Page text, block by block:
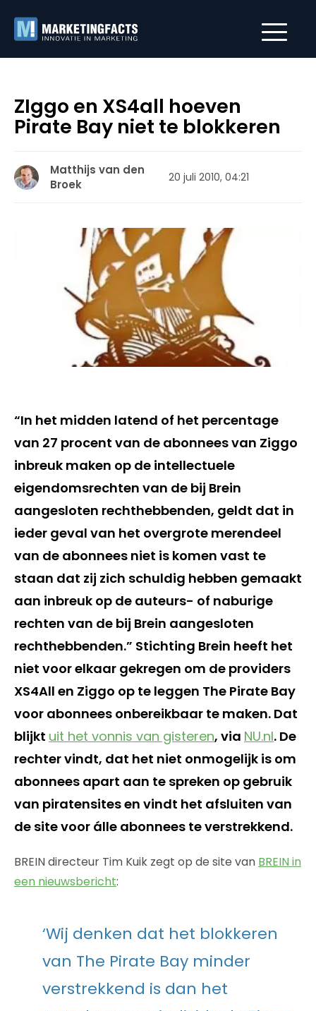
ZIggo en XS4all hoeven
Pirate Bay niet te blokkeren
Matthijs van den
Broek
20 juli 2010, 04:21
“In het midden latend of het percentage
van 27 procent van de abonnees van Ziggo
inbreuk maken op de intellectuele
eigendomsrechten van de bij Brein
aangesloten rechthebbenden, geldt dat in
ieder geval van het overgrote merendeel
van de abonnees niet is komen vast te
staan dat zij zich schuldig hebben gemaakt
aan inbreuk op de auteurs- of naburige
rechten van de bij Brein aangesloten
rechthebbenden.” Stichting Brein heeft het
niet voor elkaar gekregen om de providers
XS4All en Ziggo op te leggen The Pirate Bay
voor abonnees onbereikbaar te maken. Dat
blijkt uit het vonnis van gisteren, via NU.nl. De
rechter vindt, dat het niet onmogelijk is om
abonnees apart aan te spreken op gebruik
van piratensites en vindt het afsluiten van
de site voor álle abonnees te verstrekkend.
BREIN directeur Tim Kuik zegt op de site van BREIN in
een nieuwsbericht:
‘Wij denken dat het blokkeren
van The Pirate Bay minder
verstrekkend is dan het